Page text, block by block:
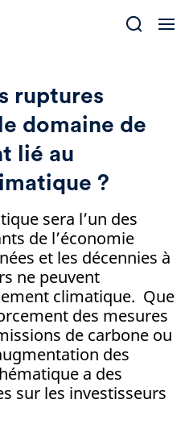
ruptures
domaine de
lié au
?
sera l’un des
de l’économie
et les décennies à
ne peuvent
climatique. Que
des mesures
de carbone ou
des
a des
sur les investisseurs